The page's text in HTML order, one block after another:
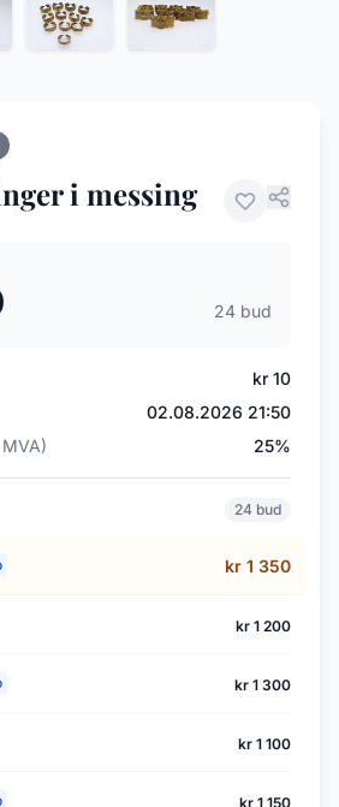
i messing
24 bud
kr 10
02.08.2026 21:50
25%
24 bud
kr 1 350
kr 1 200
kr 1 300
kr 1 100
kr 1 150